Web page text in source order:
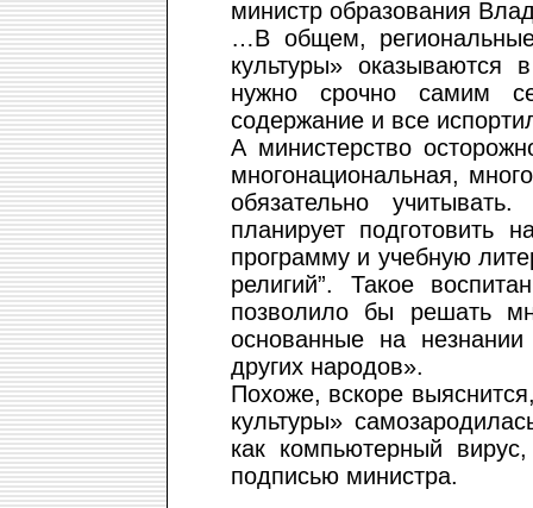
министр образования
…В общем,
культуры» оказываются
нужно срочно самим
содержание и все
А министерство
многонациональная,
обязательно
планирует подготовить
программу и учебную
религий”. Такое
позволило бы решать
основанные на
других народов».
Похоже, вскоре
культуры»
как компьютерный
подписью министра.